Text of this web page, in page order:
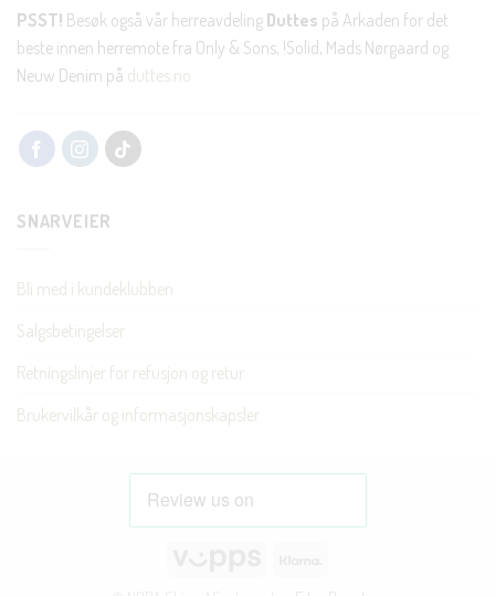
PSST! Besøk også vår herreavdeling Duttes på Arkaden for det
beste innen herremote fra Only & Sons, !Solid, Mads Nørgaard og
Neuw Denim på duttes.no
SNARVEIER
Bli med i kundeklubben
Salgsbetingelser
Retningslinjer for refusjon og retur
Brukervilkår og informasjonskapsler